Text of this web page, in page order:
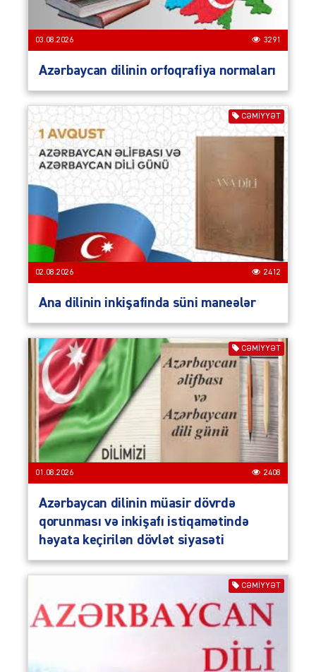
03.08.2026 3291
Azərbaycan dilinin orfoqrafiya normaları
CƏMIYYƏT
02.08.2026 2412
Ana dilinin inkişafinda süni maneələr
CƏMIYYƏT
01.08.2026 2408
Azərbaycan dilinin müasir dövrdə
qorunması və inkişafı istiqamətində
həyata keçirilən dövlət siyasəti
CƏMIYYƏT